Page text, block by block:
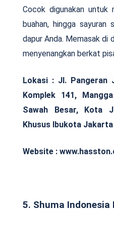
Cocok digunakan untuk
buahan, hingga sayuran
dapur Anda. Memasak di
menyenangkan berkat
Lokasi : Jl. Pangeran
Komplek 141,
Sawah Besar, Kota
Khusus Ibukota Jakarta
Website :
5. Shuma Indonesia